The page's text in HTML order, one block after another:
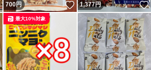
いいね！
700円 いいね！
1,377円
最大10%対象